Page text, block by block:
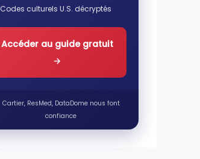
Codes culturels U.S. décryptés
Accéder au guide gratuit
→
Cartier, ResMed, DataDome nous font
confiance